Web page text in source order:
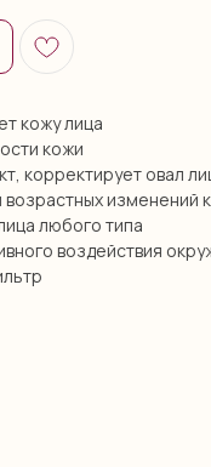
кожу лица
кожи
корректирует овал
изменений
любого типа
воздействия